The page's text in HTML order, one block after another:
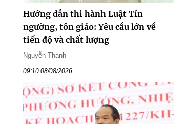
Hướng dẫn thi hành Luật Tín
ngưỡng, tôn giáo: Yêu cầu lớn về
tiến độ và chất lượng
Nguyễn Thanh
09:10 08/08/2026